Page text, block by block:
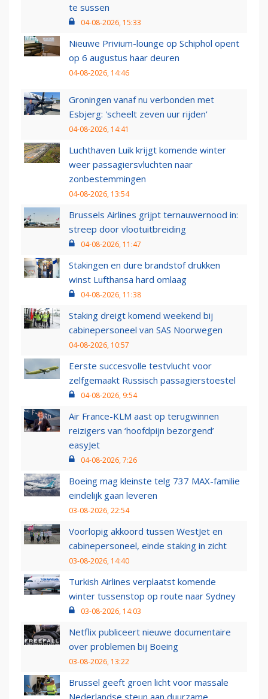
te sussen
04-08-2026, 15:33
Nieuwe Privium-lounge op Schiphol opent
op 6 augustus haar deuren
04-08-2026, 14:46
Groningen vanaf nu verbonden met
Esbjerg: 'scheelt zeven uur rijden'
04-08-2026, 14:41
Luchthaven Luik krijgt komende winter
weer passagiersvluchten naar
zonbestemmingen
04-08-2026, 13:54
Brussels Airlines grijpt ternauwernood in:
streep door vlootuitbreiding
04-08-2026, 11:47
Stakingen en dure brandstof drukken
winst Lufthansa hard omlaag
04-08-2026, 11:38
Staking dreigt komend weekend bij
cabinepersoneel van SAS Noorwegen
04-08-2026, 10:57
Eerste succesvolle testvlucht voor
zelfgemaakt Russisch passagierstoestel
04-08-2026, 9:54
Air France-KLM aast op terugwinnen
reizigers van ‘hoofdpijn bezorgend’
easyJet
04-08-2026, 7:26
Boeing mag kleinste telg 737 MAX-familie
eindelijk gaan leveren
03-08-2026, 22:54
Voorlopig akkoord tussen WestJet en
cabinepersoneel, einde staking in zicht
03-08-2026, 14:40
Turkish Airlines verplaatst komende
winter tussenstop op route naar Sydney
03-08-2026, 14:03
Netflix publiceert nieuwe documentaire
over problemen bij Boeing
03-08-2026, 13:22
Brussel geeft groen licht voor massale